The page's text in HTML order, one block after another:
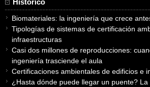
Histórico
Biomateriales: la ingeniería que crece
Tipologías de sistemas de certificación
infraestructuras
Casi dos millones de reproducciones:
ingeniería trasciende el aula
Certificaciones ambientales de edificios e
¿Hasta dónde puede llegar un puente?